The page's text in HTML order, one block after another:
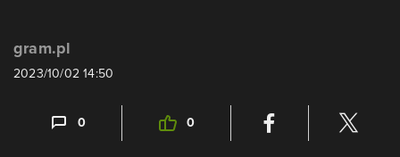
gram.pl
2023/10/02 14:50
0 0